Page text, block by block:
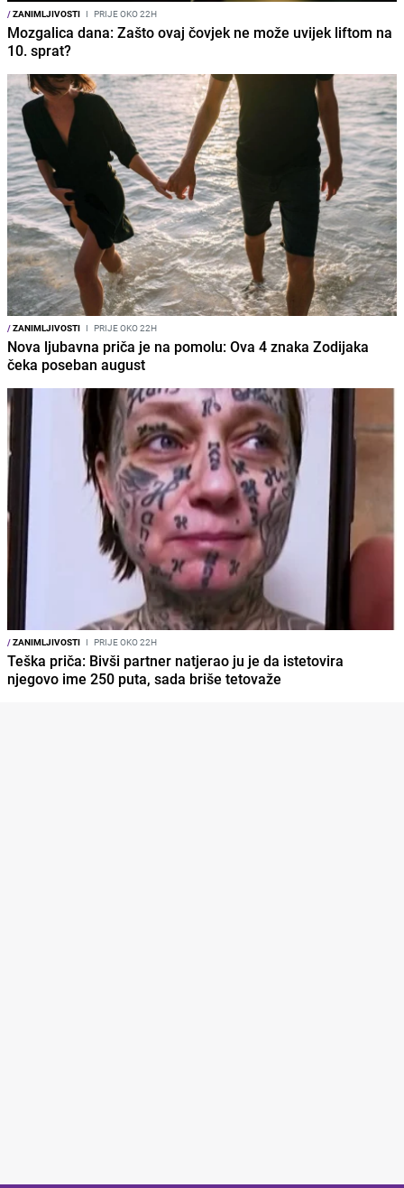
/ZANIMLJIVOSTI I PRIJE OKO 22H
Mozgalica dana: Zašto ovaj čovjek ne može uvijek liftom na
10. sprat?
/ZANIMLJIVOSTI I PRIJE OKO 22H
Nova ljubavna priča je na pomolu: Ova 4 znaka Zodijaka
čeka poseban august
/ZANIMLJIVOSTI I PRIJE OKO 22H
Teška priča: Bivši partner natjerao ju je da istetovira
njegovo ime 250 puta, sada briše tetovaže